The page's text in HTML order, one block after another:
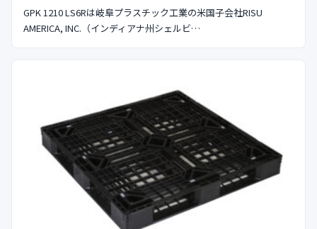
GPK 1210 LS6Rは岐阜プラスチック工業の米国子会社RISU
AMERICA, INC.（インディアナ州シェルビ…